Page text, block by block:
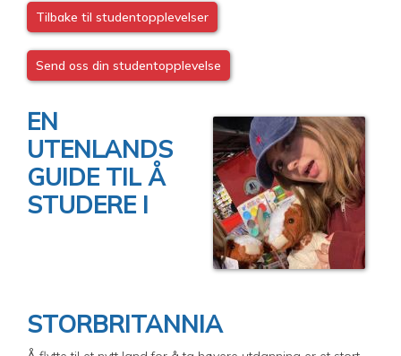
Tilbake til studentopplevelser
Send oss din studentopplevelse
EN
UTENLANDS
GUIDE TIL Å
STUDERE I
STORBRITANNIA